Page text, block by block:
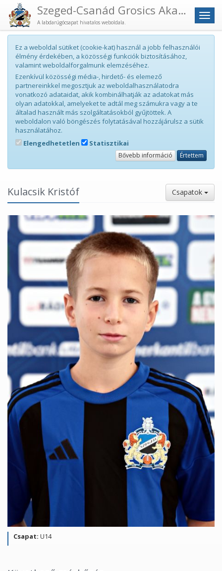
Menü
Szeged-Csanád Grosics Akadémia
A labdarúgócsapat hivatalos weboldala.
Ez a weboldal sütiket (cookie-kat) használ a jobb felhasználói
élmény érdekében, a közösségi funkciók biztosításához,
valamint weboldalforgalmunk elemzéséhez.
Ezenkívül közösségi média-, hirdető- és elemező
partnereinkkel megosztjuk az weboldalhasználatodra
vonatkozó adataidat, akik kombinálhatják az adatokat más
olyan adatokkal, amelyeket te adtál meg számukra vagy a te
általad használt más szolgáltatásokból gyűjtöttek. A
weboldalon való böngészés folytatásával hozzájárulsz a sütik
használatához.
Elengedhetetlen
Statisztikai
Bővebb információ Értettem
Kulacsik Kristóf Csapatok
Csapat: U14